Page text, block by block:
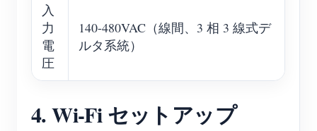
入
力
電
圧
140-480VAC（線間、3 相 3 線式デ
ルタ系統）
4. Wi-Fi セットアップ